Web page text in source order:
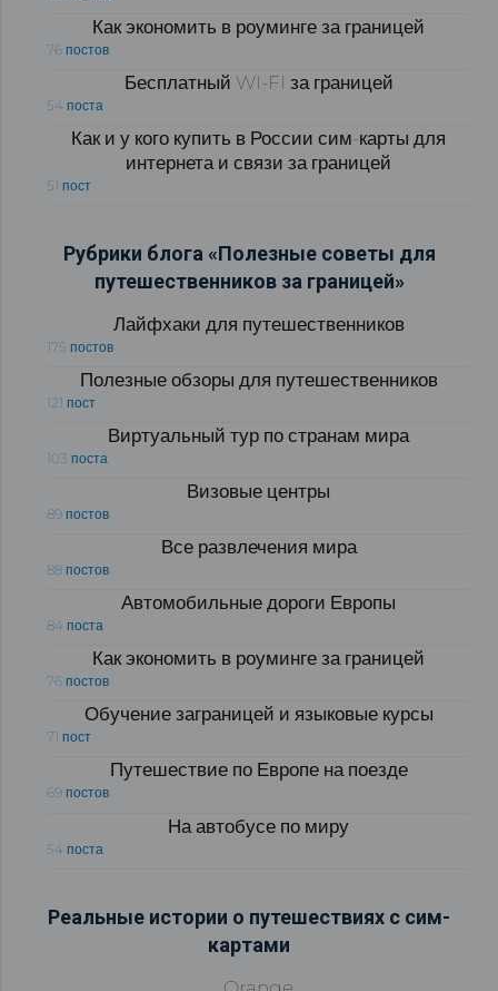
Как экономить в роуминге за границей
76 постов
Бесплатный WI-FI за границей
54 поста
Как и у кого купить в России сим-карты для
интернета и связи за границей
51 пост
Рубрики блога «Полезные советы для
путешественников за границей»
Лайфхаки для путешественников
175 постов
Полезные обзоры для путешественников
121 пост
Виртуальный тур по странам мира
103 поста
Визовые центры
89 постов
Все развлечения мира
88 постов
Автомобильные дороги Европы
84 поста
Как экономить в роуминге за границей
76 постов
Обучение заграницей и языковые курсы
71 пост
Путешествие по Европе на поезде
69 постов
На автобусе по миру
54 поста
Реальные истории о путешествиях с сим-
картами